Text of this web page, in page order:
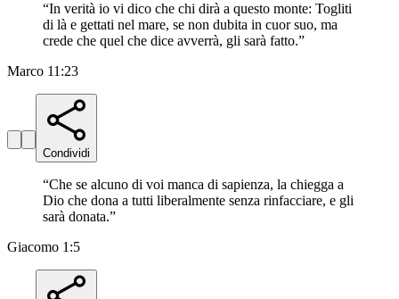
“In verità io vi dico che chi dirà a questo monte: Togliti
di là e gettati nel mare, se non dubita in cuor suo, ma
crede che quel che dice avverrà, gli sarà fatto.”
Marco 11:23
Condividi
“Che se alcuno di voi manca di sapienza, la chiegga a
Dio che dona a tutti liberalmente senza rinfacciare, e gli
sarà donata.”
Giacomo 1:5